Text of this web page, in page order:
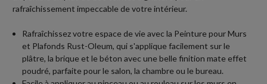
rafraîchissement impeccable de votre intérieur.
Rafraîchissez votre espace de vie avec la Peinture pour Murs
et Plafonds Rust-Oleum, qui s'applique facilement sur le
plâtre, la brique et le béton avec une belle finition mate effet
poudré, parfaite pour le salon, la chambre ou le bureau.